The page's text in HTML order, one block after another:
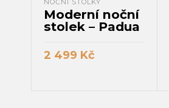
NOČNÍ STOLKY
Moderní noční
stolek – Padua
2 499 Kč